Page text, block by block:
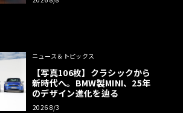
ニュース＆トピックス
【写真106枚】クラシックから
新時代へ。BMW製MINI、25年
のデザイン進化を辿る
2026 8/3